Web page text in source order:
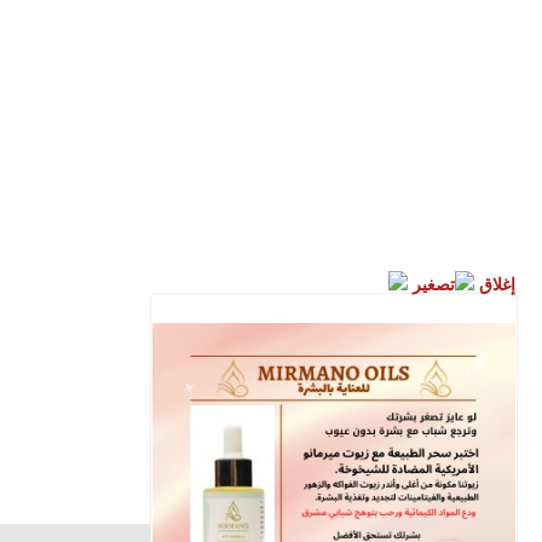
إغلاق تصغير